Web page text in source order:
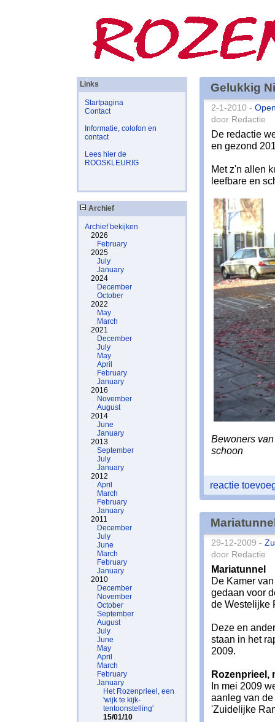
Links
Startpagina
Contact
Informatie, colofon en
contact
Lees hier de
ROOSKLEURIG
Archief
Archief bekijken
2026
February
2025
July
January
2024
December
October
2022
May
March
2021
December
July
May
April
February
January
2016
November
August
2014
June
January
2013
September
July
January
2012
April
March
February
January
2011
December
July
June
March
February
January
2010
December
November
October
September
August
July
June
May
April
March
February
January
Het Rozenprieel, een
'wijk te kijk-
tentoonstelling'
15/01/10
Gelukkig
2-1-2010 -
door Redactie
De redactie
en gezond
Met z'n allen
leefbare en
Bewoners
schoon
reactie
29-12-2009 -
door Redactie
Mariatunnel
De Kamer
gedaan voor
de Westelijke
Deze en
staan in het
2009.
Rozenprieel,
In mei 2009
aanleg van
'Zuidelijke